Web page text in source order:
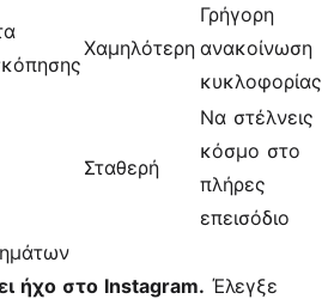
Χαμηλότερη
Γρήγορη
ανακοίνωση
κυκλοφορίας
Σταθερή
Να στέλνεις
κόσμο στο
πλήρες
επεισόδιο
ήχο στο Instagram. Έλεγξε